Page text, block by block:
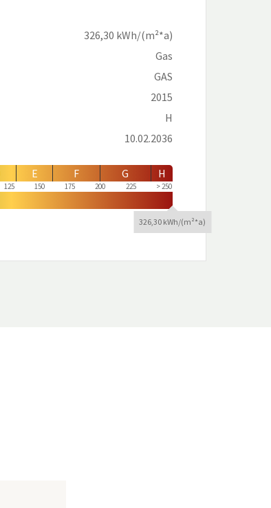
326,30 kWh/(m²*a)
Gas
GAS
2015
H
10.02.2036
E F G H
125 150 175 200 225 250
326,30 kWh/(m²*a)